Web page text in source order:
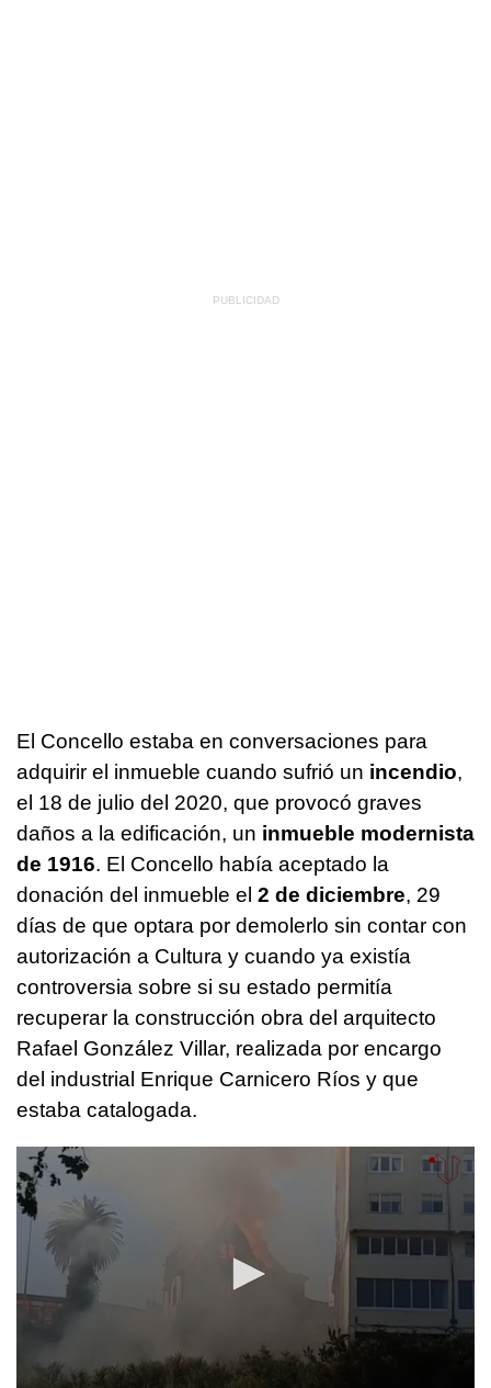
El Concello estaba en conversaciones para
adquirir el inmueble cuando sufrió un incendio,
el 18 de julio del 2020, que provocó graves
daños a la edificación, un inmueble modernista
de 1916. El Concello había aceptado la
donación del inmueble el 2 de diciembre, 29
días de que optara por demolerlo sin contar con
autorización a Cultura y cuando ya existía
controversia sobre si su estado permitía
recuperar la construcción obra del arquitecto
Rafael González Villar, realizada por encargo
del industrial Enrique Carnicero Ríos y que
estaba catalogada.
seconds
of
25
seconds